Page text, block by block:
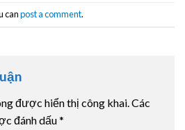
canpost a comment.
được hiển thị công khai. Các
đánh dấu*